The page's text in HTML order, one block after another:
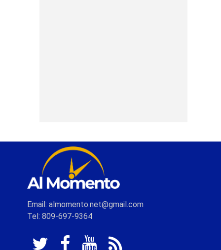
Email: almomento.net@gmail.com
Tel: 809-697-9364